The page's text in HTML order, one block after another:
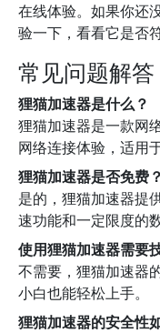
在线体验。如果你还
验一下，看看它是否
常见问题解答
狸猫加速器是什么？
狸猫加速器是一款网
网络连接体验，适用
狸猫加速器是否免费？
是的，狸猫加速器提
速功能和一定限度的
使用狸猫加速器需要
不需要，狸猫加速器
小白也能轻松上手。
狸猫加速器的安全性